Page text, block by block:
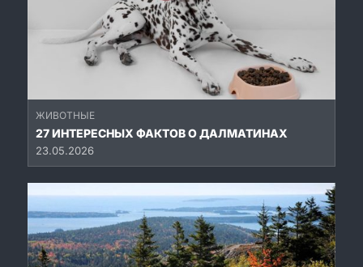
ЖИВОТНЫЕ
27 ИНТЕРЕСНЫХ ФАКТОВ О ДАЛМАТИНАХ
23.05.2026